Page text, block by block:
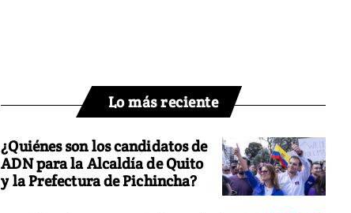
Lo más reciente
¿Quiénes son los candidatos de
ADN para la Alcaldía de Quito
y la Prefectura de Pichincha?